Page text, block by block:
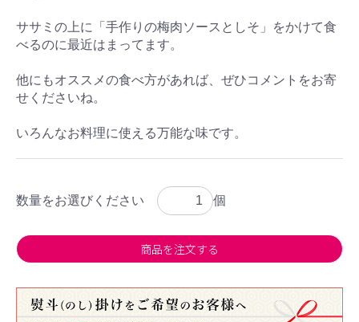
ササミの上に「手作りの梅肉ソースとしそ」をかけて食
べるのに最近はまってます。
他にもオススメの食べ方があれば、ぜひコメントをお寄
せくださいね。
いろんなお料理に使える万能な味です。
数量をお選びください 個
商品を注文する